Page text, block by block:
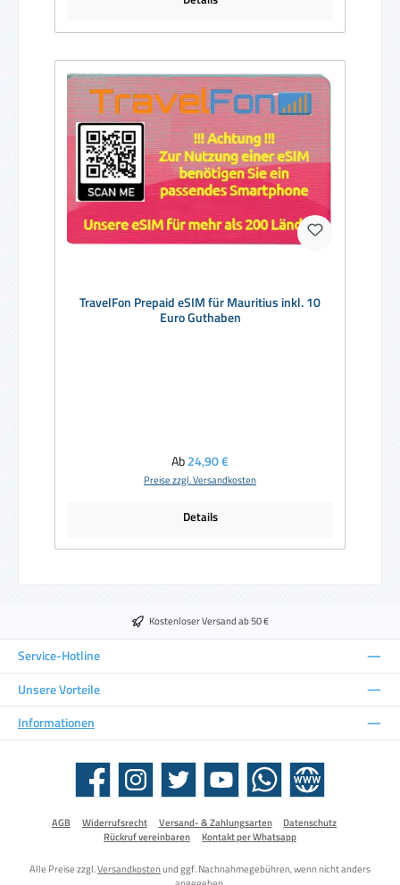
TravelFon Prepaid eSIM für Mauritius inkl. 10
Euro Guthaben
Regulärer Preis:
Ab24,90 €
Preise zzgl. Versandkosten
Details
Kostenloser Versand ab 50 €
Service-Hotline
Unsere Vorteile
Informationen
Facebook Instagram Twitter YouTube WhatsApp Website
AGB Widerrufsrecht Versand- & Zahlungsarten
Datenschutz
Rückruf vereinbaren
Kontakt per Whatsapp
Alle Preise zzgl.Versandkostenund ggf. Nachnahmegebühren, wenn nicht anders